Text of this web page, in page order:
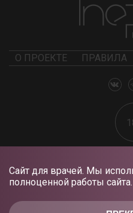
Сайт для врачей. Мы
полноценной работы сайта.
О ПРОЕКТЕ ПРАВИЛА